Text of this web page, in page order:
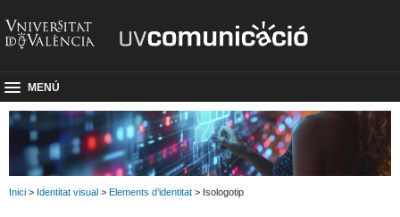
MENÚ
Inici > Identitat visual > Elements d’identitat > Isologotip